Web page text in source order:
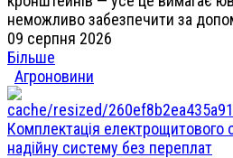
неможливо забезпечити за
09 серпня 2026
Більше
Агроновини
Комплектація електрощитового
надійну систему без переплат